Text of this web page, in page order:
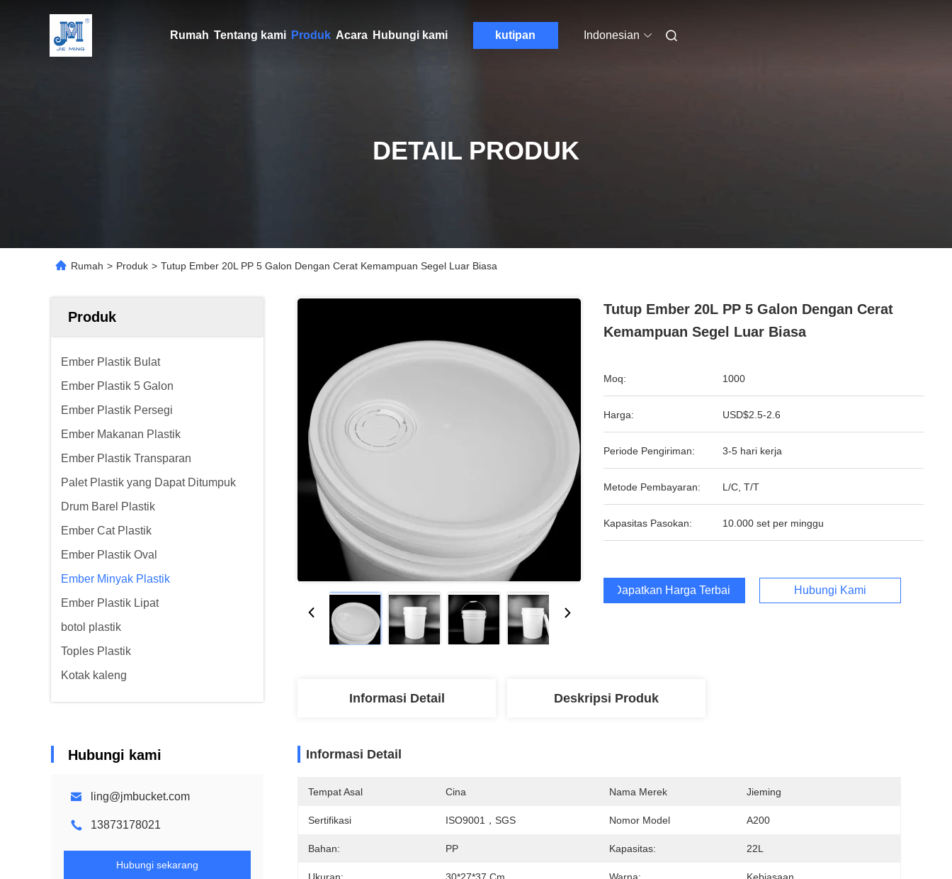
Rumah Tentang kami Produk Acara Hubungi kami kutipan Indonesian
DETAIL PRODUK
Rumah > Produk > Tutup Ember 20L PP 5 Galon Dengan Cerat Kemampuan Segel Luar Biasa
Produk
Ember Plastik Bulat
Ember Plastik 5 Galon
Ember Plastik Persegi
Ember Makanan Plastik
Ember Plastik Transparan
Palet Plastik yang Dapat Ditumpuk
Drum Barel Plastik
Ember Cat Plastik
Ember Plastik Oval
Ember Minyak Plastik
Ember Plastik Lipat
botol plastik
Toples Plastik
Kotak kaleng
Hubungi kami
ling@jmbucket.com
13873178021
Hubungi sekarang
Tutup Ember 20L PP 5 Galon Dengan Cerat
Kemampuan Segel Luar Biasa
Moq: 1000
Harga: USD$2.5-2.6
Periode Pengiriman: 3-5 hari kerja
Metode Pembayaran: L/C, T/T
Kapasitas Pasokan: 10.000 set per minggu
Dapatkan Harga Terbaik Hubungi Kami
Informasi Detail Deskripsi Produk
Informasi Detail
Tempat Asal Cina Nama Merek Jieming
Sertifikasi ISO9001，SGS Nomor Model A200
Bahan: PP Kapasitas: 22L